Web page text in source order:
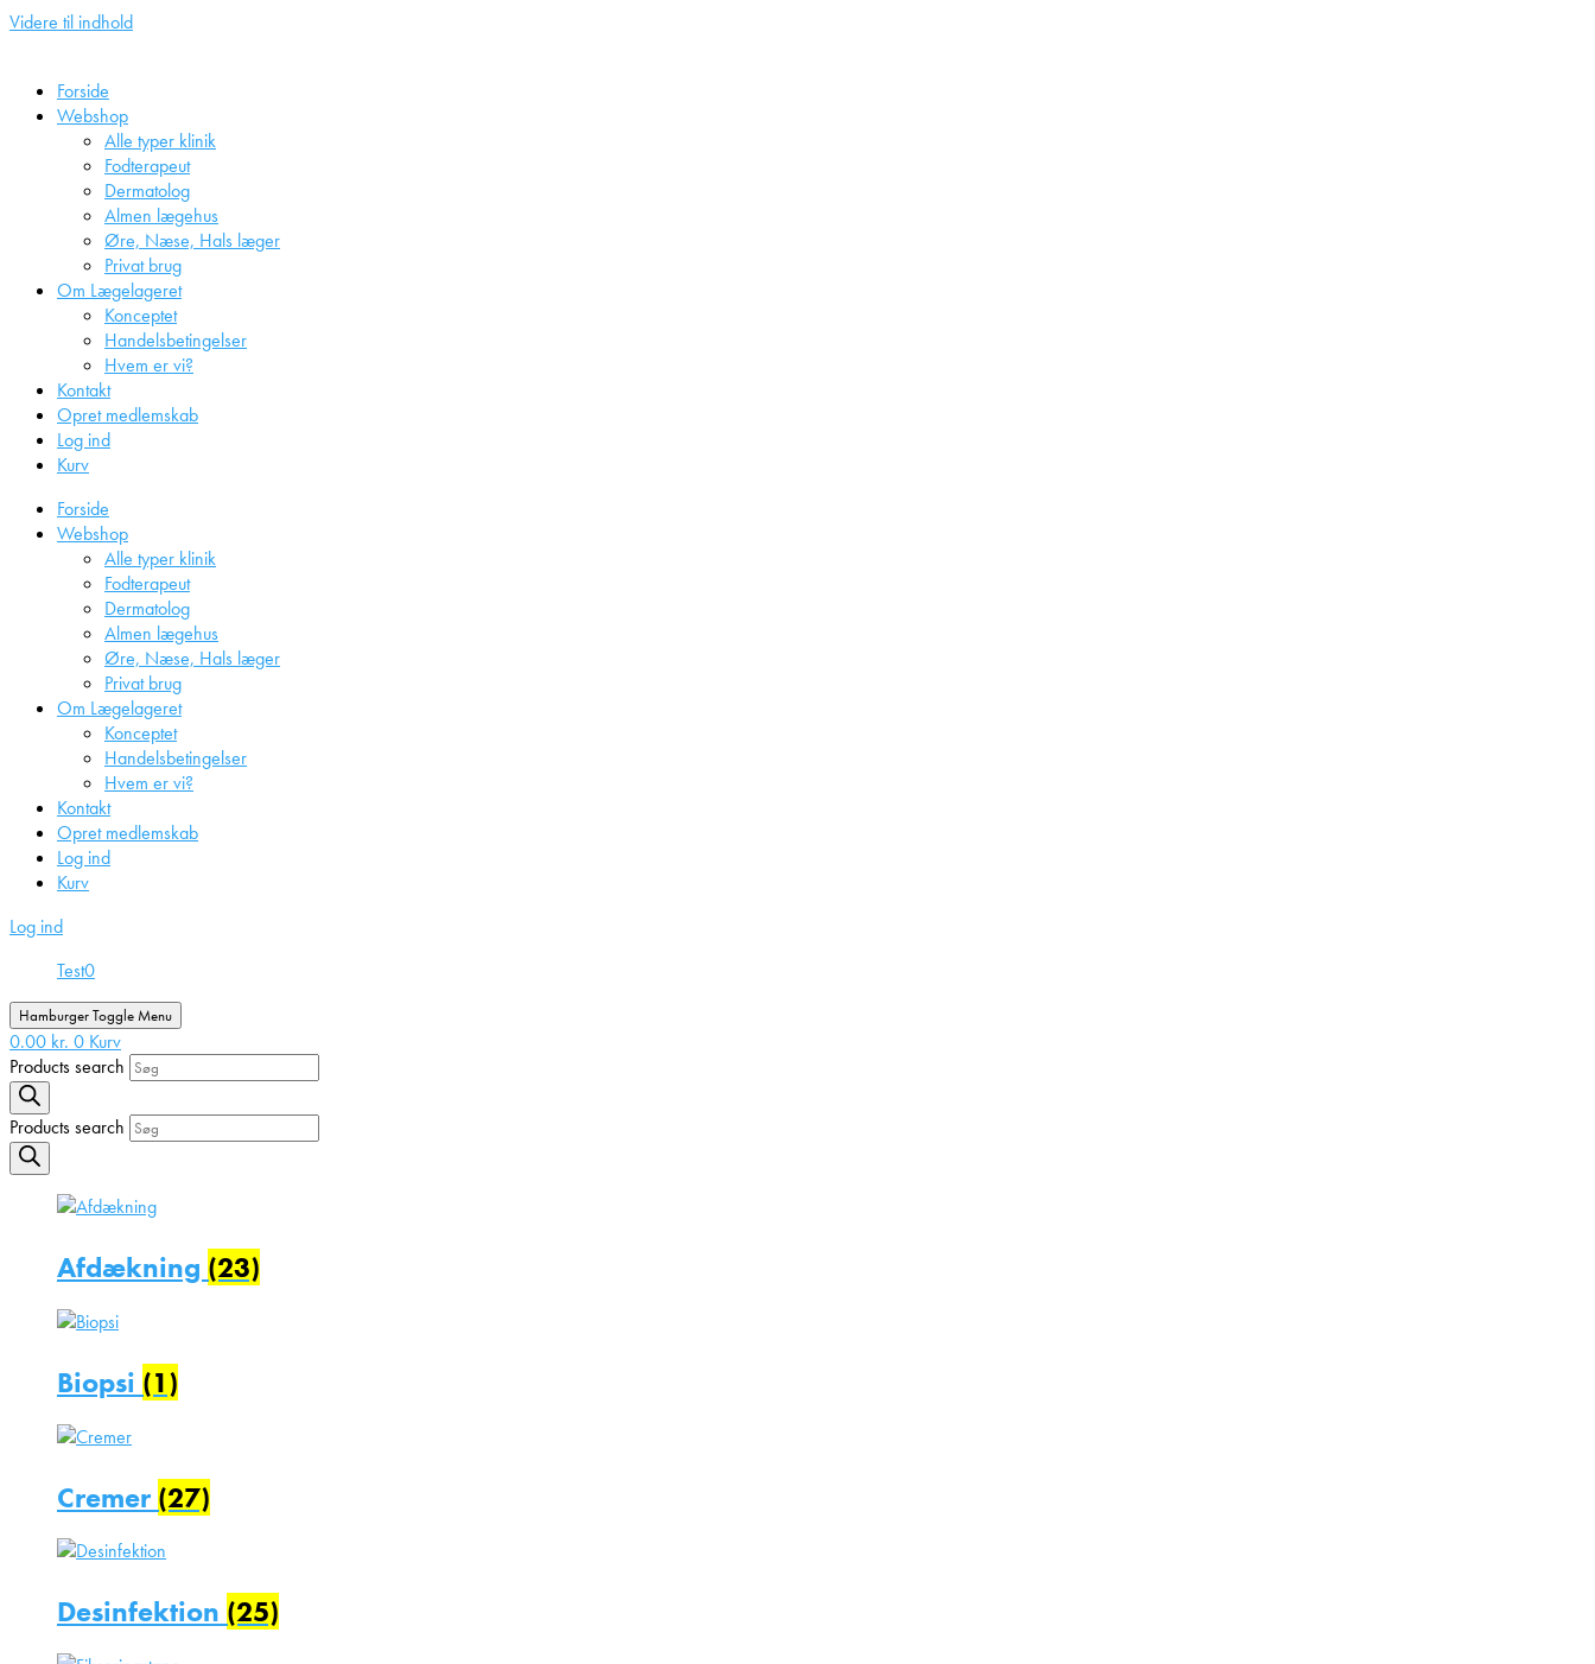
Videre til indhold
Forside
Webshop
Alle typer klinik
Fodterapeut
Dermatolog
Almen lægehus
Øre, Næse, Hals læger
Privat brug
Om Lægelageret
Konceptet
Handelsbetingelser
Hvem er vi?
Kontakt
Opret medlemskab
Log ind
Kurv
Forside
Webshop
Alle typer klinik
Fodterapeut
Dermatolog
Almen lægehus
Øre, Næse, Hals læger
Privat brug
Om Lægelageret
Konceptet
Handelsbetingelser
Hvem er vi?
Kontakt
Opret medlemskab
Log ind
Kurv
Log ind
Test0
Hamburger Toggle Menu
0.00 kr. 0 Kurv
Products search
Products search
Afdækning (23)
Biopsi (1)
Cremer (27)
Desinfektion (25)